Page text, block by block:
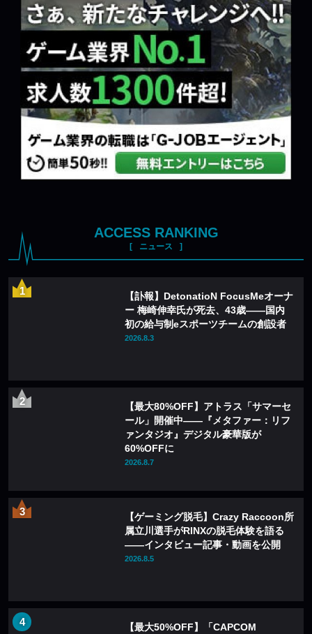
ACCESS RANKING
ニュース
【訃報】DetonatioN FocusMeオーナ
ー 梅崎伸幸氏が死去、43歳——国内
初の給与制eスポーツチームの創設者
2026.8.3
【最大80%OFF】アトラス「サマーセ
ール」開催中——『メタファー：リフ
ァンタジオ』デジタル豪華版が
60%OFFに
2026.8.7
【ゲーミング脱毛】Crazy Raccoon所
属立川選手がRINXの脱毛体験を語る
——インタビュー記事・動画を公開
2026.8.5
【最大50%OFF】「CAPCOM